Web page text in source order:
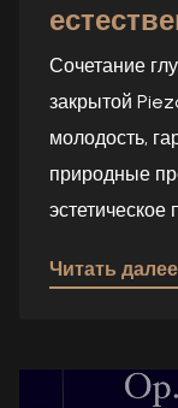
Сочетание
закрытой
молодость,
природные
Читать далее